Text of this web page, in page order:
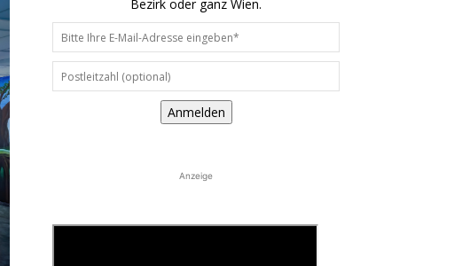
Bezirk oder ganz Wien.
Anmelden
Anzeige